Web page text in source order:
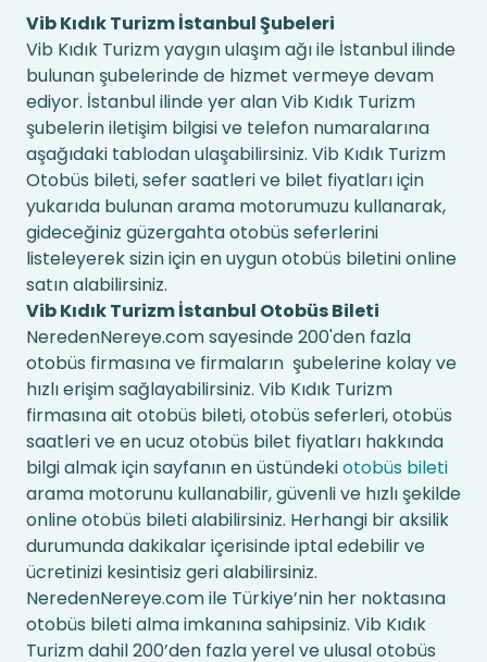
Vib Kıdık Turizm İstanbul Şubeleri
Vib Kıdık Turizm yaygın ulaşım ağı ile İstanbul ilinde
bulunan şubelerinde de hizmet vermeye devam
ediyor. İstanbul ilinde yer alan Vib Kıdık Turizm
şubelerin iletişim bilgisi ve telefon numaralarına
aşağıdaki tablodan ulaşabilirsiniz. Vib Kıdık Turizm
Otobüs bileti, sefer saatleri ve bilet fiyatları için
yukarıda bulunan arama motorumuzu kullanarak,
gideceğiniz güzergahta otobüs seferlerini
listeleyerek sizin için en uygun otobüs biletini online
satın alabilirsiniz.
Vib Kıdık Turizm İstanbul Otobüs Bileti
NeredenNereye.com sayesinde 200'den fazla
otobüs firmasına ve firmaların şubelerine kolay ve
hızlı erişim sağlayabilirsiniz. Vib Kıdık Turizm
firmasına ait otobüs bileti, otobüs seferleri, otobüs
saatleri ve en ucuz otobüs bilet fiyatları hakkında
bilgi almak için sayfanın en üstündekiotobüs bileti
arama motorunu kullanabilir, güvenli ve hızlı şekilde
online otobüs bileti alabilirsiniz. Herhangi bir aksilik
durumunda dakikalar içerisinde iptal edebilir ve
ücretinizi kesintisiz geri alabilirsiniz.
NeredenNereye.com ile Türkiye’nin her noktasına
otobüs bileti alma imkanına sahipsiniz. Vib Kıdık
Turizm dahil 200’den fazla yerel ve ulusal otobüs